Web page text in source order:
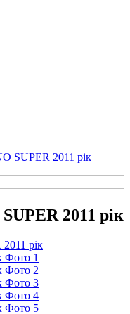
SUPER 2011 рік
2011 рік